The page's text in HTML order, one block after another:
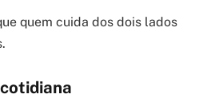
quem cuida dos dois lados